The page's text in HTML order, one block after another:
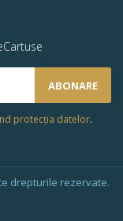
ABONARE
protecția datelor.
drepturile rezervate.